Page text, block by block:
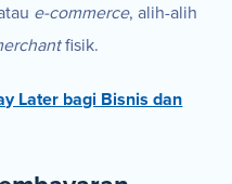
e-commerce, alih-alih
fisik.
Later bagi Bisnis dan